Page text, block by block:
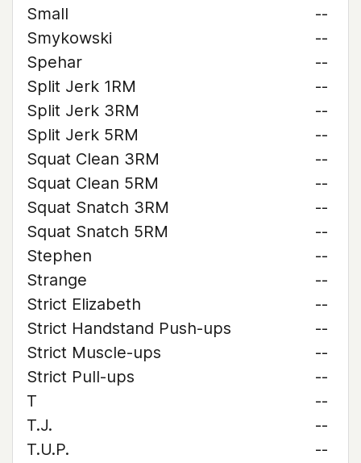
Small
--
Smykowski
--
Spehar
--
Split Jerk 1RM
--
Split Jerk 3RM
--
Split Jerk 5RM
--
Squat Clean 3RM
--
Squat Clean 5RM
--
Squat Snatch 3RM
--
Squat Snatch 5RM
--
Stephen
--
Strange
--
Strict Elizabeth
--
Strict Handstand Push-ups
--
Strict Muscle-ups
--
Strict Pull-ups
--
T
--
T.J.
--
T.U.P.
--